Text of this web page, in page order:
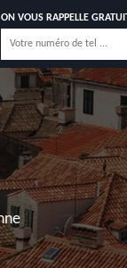
ON VOUS RAPPELLE
CONTACTEZ
Saint